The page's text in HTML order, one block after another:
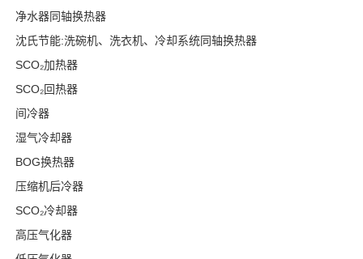
净水器同轴换热器
沈氏节能:洗碗机、洗衣机、冷却系统同轴换热器
SCO₂加热器
SCO₂回热器
间冷器
湿气冷却器
BOG换热器
压缩机后冷器
SCO₂冷却器
高压气化器